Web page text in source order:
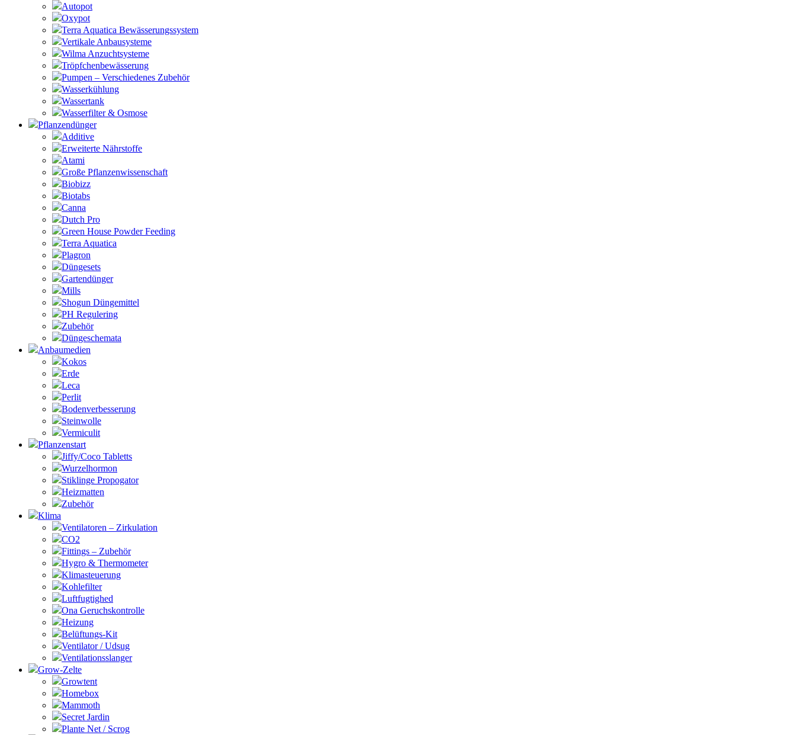
Autopot
Oxypot
Terra Aquatica Bewässerungssystem
Vertikale Anbausysteme
Wilma Anzuchtsysteme
Tröpfchenbewässerung
Pumpen – Verschiedenes Zubehör
Wasserkühlung
Wassertank
Wasserfilter & Osmose
Pflanzendünger
Additive
Erweiterte Nährstoffe
Atami
Große Pflanzenwissenschaft
Biobizz
Biotabs
Canna
Dutch Pro
Green House Powder Feeding
Terra Aquatica
Plagron
Düngesets
Gartendünger
Mills
Shogun Düngemittel
PH Regulering
Zubehör
Düngeschemata
Anbaumedien
Kokos
Erde
Leca
Perlit
Bodenverbesserung
Steinwolle
Vermiculit
Pflanzenstart
Jiffy/Coco Tabletts
Wurzelhormon
Stiklinge Propogator
Heizmatten
Zubehör
Klima
Ventilatoren – Zirkulation
CO2
Fittings – Zubehör
Hygro & Thermometer
Klimasteuerung
Kohlefilter
Luftfugtighed
Ona Geruchskontrolle
Heizung
Belüftungs-Kit
Ventilator / Udsug
Ventilationsslanger
Grow-Zelte
Growtent
Homebox
Mammoth
Secret Jardin
Plante Net / Scrog